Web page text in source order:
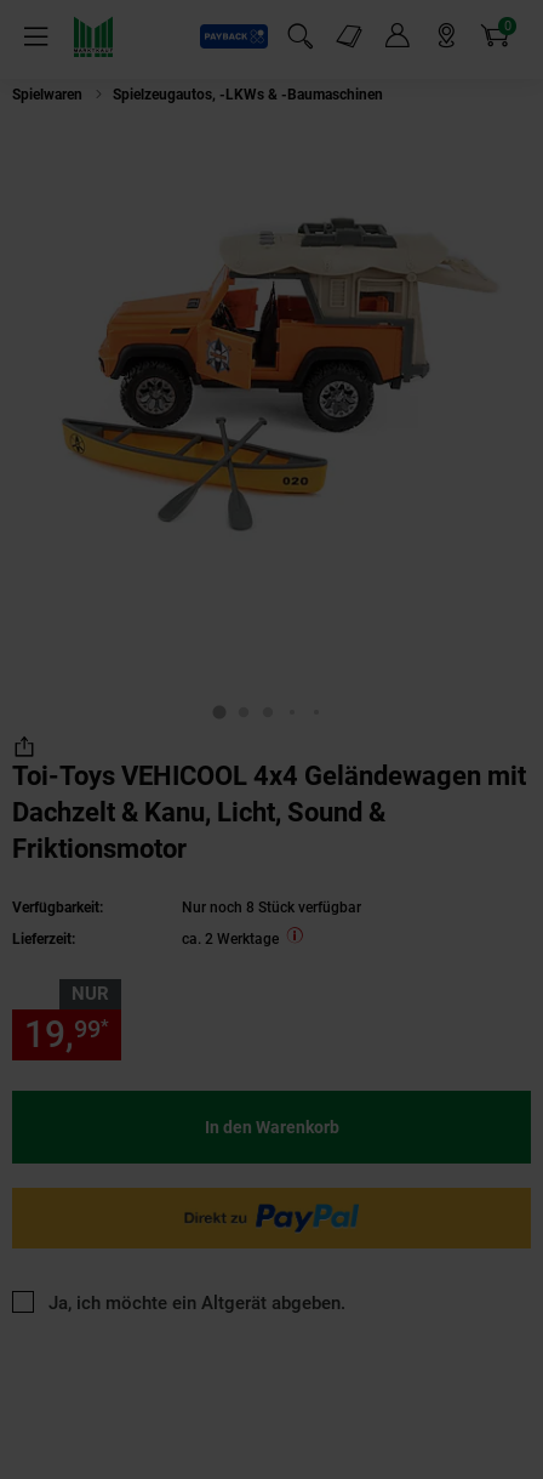
Menü
Payback
Suchfeld einblenden
Markt-Angebote 0
Artikel
Spielwaren Spielzeugautos, -LKWs & -Baumaschinen
Toi-Toys VEHICOOL 4x4 Geländewagen mit
Dachzelt & Kanu, Licht, Sound &
Friktionsmotor
Verfügbarkeit:
Nur noch 8 Stück verfügbar
Lieferzeit:
ca. 2 Werktage
NUR
19,99*
In den Warenkorb
Ja, ich möchte ein Altgerät abgeben.